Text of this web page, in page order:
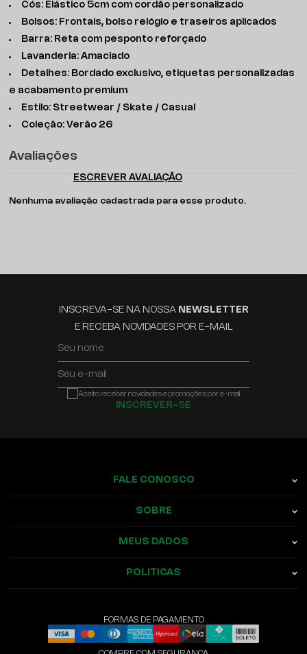
Cós: Elástico 5cm com cordão personalizado
Bolsos: Frontais, bolso relógio e traseiros aplicados
Barra: Reta com pesponto reforçado
Lavanderia: Amaciado
Detalhes: Bordado exclusivo, etiquetas personalizadas
e acabamento premium
Estilo: Streetwear / Skate / Casual
Coleção: Verão 26
Avaliações
ESCREVER AVALIAÇÃO
Nenhuma avaliação cadastrada para esse produto.
INSCREVA-SE NA NOSSA NEWSLETTER
E RECEBA NOVIDADES POR E-MAIL
Seu nome
Seu e-mail
INSCREVER-SE
Aceito receber novidades e promoções por e-mail
FALE CONOSCO
SOBRE
MEUS DADOS
POLITICAS
FORMAS DE PAGAMENTO